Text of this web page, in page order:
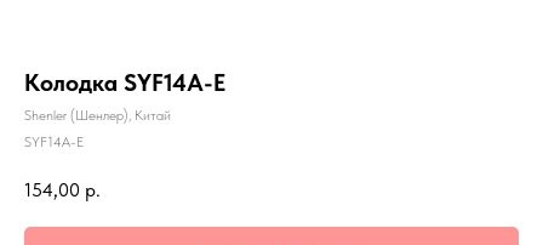
Колодка SYF14A-E
Shenler (Шенлер), Китай
SYF14A-E
154,00 р.